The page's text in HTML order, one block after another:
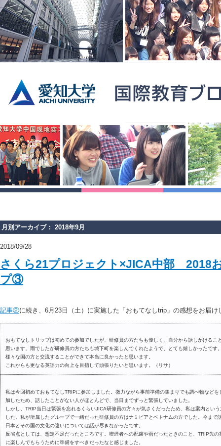
月別アーカイブ： 2018年9月
2018/09/28
さくら21プロジェクト×JICA中部 2018
プ③
記事②に続き、6月23日（土）に実施した「おもてなしtrip」の感想をお届け
おもてなしトリップは初めての参加でしたが、研修員の方たちも優しく、自分から話しかけるこ
思います。雨でしたが研修員の方たちも城下町を楽しんでくれたようで、とても嬉しかったです
様々な国の方と交流することができて本当に良かったと思います。
これからも更なる英語力の向上を目指して頑張りたいと思います。（リサ）
私は今回初めておもてなしTRIPに参加しました。微力ながら事前準備の集まりでも調べ物など
加したため、話したことがない人がほとんどで、当日までずっと緊張していました。
しかし、TRIP当日は緊張を忘れるくらいJICA研修員の方々が気さくだったため、私は案内とい
した。私が所属したグループで一緒だった研修員の方はナミビアとベトナムの方でした。今まで
日本とその国の文化の違いについては話が尽きなかったです。
反省点としては、想定不足だったところです。喫煙者への配慮や雨だったときのこと、TRIP先
に楽しんでもらうために準備をすべきだったなと感じました。